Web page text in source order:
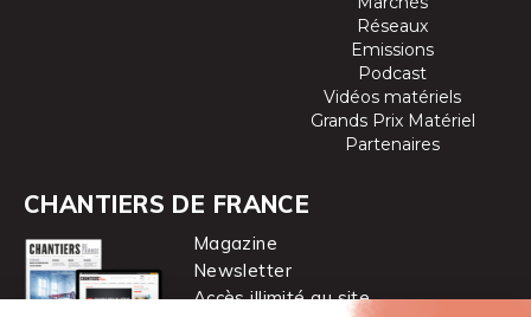
Réseaux
Emissions
Podcast
Vidéos matériels
Grands Prix Matériel
Partenaires
CHANTIERS DE FRANCE
Magazine
Newsletter
Accès illimité au site